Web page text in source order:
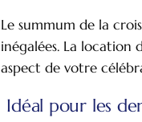
Le summum de la
inégalées. La
aspect de votre
Idéal pour les